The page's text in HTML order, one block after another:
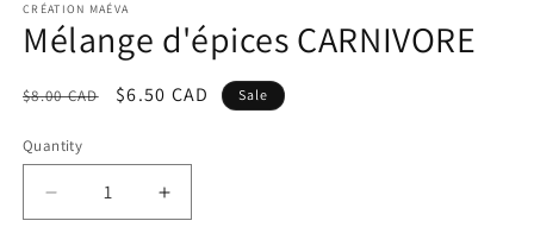
1
in
modal
CRÉATION MAÉVA
Mélange d'épices CARNIVORE
Regular
$8.00 CAD
Sale
$6.50 CAD Sale
Quantity
Decrease
quantity
Increase
quantity